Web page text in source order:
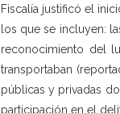
Fiscalía justificó el
los que se incluyen:
reconocimiento del
transportaban
públicas y privadas
participación en el